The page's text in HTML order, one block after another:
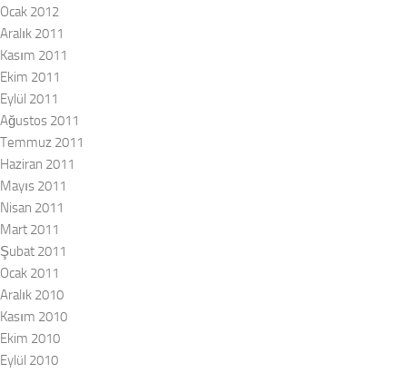
Ocak 2012
Aralık 2011
Kasım 2011
Ekim 2011
Eylül 2011
Ağustos 2011
Temmuz 2011
Haziran 2011
Mayıs 2011
Nisan 2011
Mart 2011
Şubat 2011
Ocak 2011
Aralık 2010
Kasım 2010
Ekim 2010
Eylül 2010